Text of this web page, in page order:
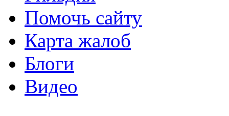
Помочь сайту
Карта жалоб
Блоги
Видео